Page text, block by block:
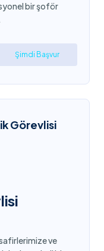
bir şoför
Şimdi Başvur
Görevlisi
ve